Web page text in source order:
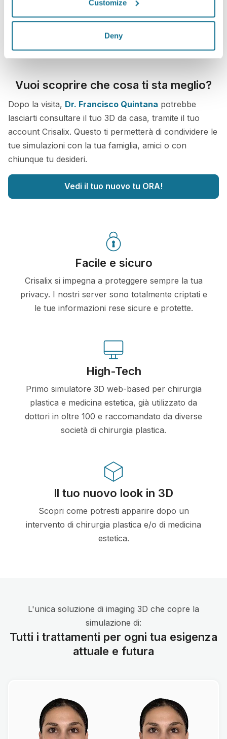
Customize
Deny
Vuoi scoprire che cosa ti sta meglio?
Dopo la visita, Dr. Francisco Quintana potrebbe
lasciarti consultare il tuo 3D da casa, tramite il tuo
account Crisalix. Questo ti permetterà di condividere le
tue simulazioni con la tua famiglia, amici o con
chiunque tu desideri.
Vedi il tuo nuovo tu ORA!
Facile e sicuro
Crisalix si impegna a proteggere sempre la tua
privacy. I nostri server sono totalmente criptati e
le tue informazioni rese sicure e protette.
High-Tech
Primo simulatore 3D web-based per chirurgia
plastica e medicina estetica, già utilizzato da
dottori in oltre 100 e raccomandato da diverse
società di chirurgia plastica.
Il tuo nuovo look in 3D
Scopri come potresti apparire dopo un
intervento di chirurgia plastica e/o di medicina
estetica.
L'unica soluzione di imaging 3D che copre la
simulazione di:
Tutti i trattamenti per ogni tua esigenza
attuale e futura